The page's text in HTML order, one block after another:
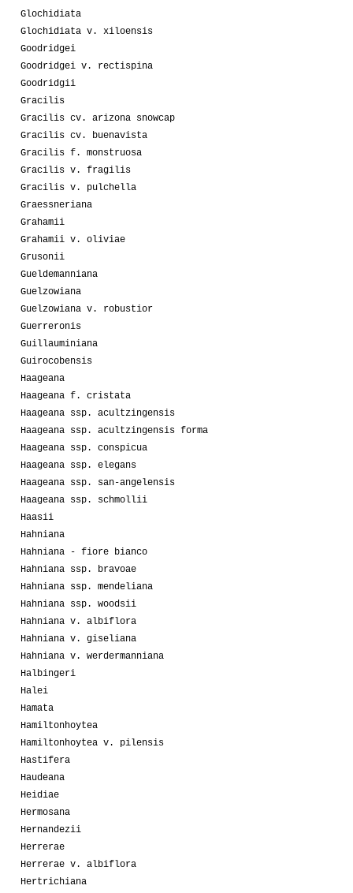
Glochidiata
Glochidiata v. xiloensis
Goodridgei
Goodridgei v. rectispina
Goodridgii
Gracilis
Gracilis cv. arizona snowcap
Gracilis cv. buenavista
Gracilis f. monstruosa
Gracilis v. fragilis
Gracilis v. pulchella
Graessneriana
Grahamii
Grahamii v. oliviae
Grusonii
Gueldemanniana
Guelzowiana
Guelzowiana v. robustior
Guerreronis
Guillauminiana
Guirocobensis
Haageana
Haageana f. cristata
Haageana ssp. acultzingensis
Haageana ssp. acultzingensis forma
Haageana ssp. conspicua
Haageana ssp. elegans
Haageana ssp. san-angelensis
Haageana ssp. schmollii
Haasii
Hahniana
Hahniana - fiore bianco
Hahniana ssp. bravoae
Hahniana ssp. mendeliana
Hahniana ssp. woodsii
Hahniana v. albiflora
Hahniana v. giseliana
Hahniana v. werdermanniana
Halbingeri
Halei
Hamata
Hamiltonhoytea
Hamiltonhoytea v. pilensis
Hastifera
Haudeana
Heidiae
Hermosana
Hernandezii
Herrerae
Herrerae v. albiflora
Hertrichiana